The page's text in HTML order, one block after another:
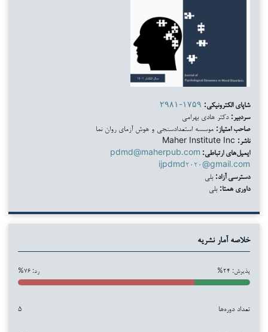
شاپای الکترونیکی: ۲۹۸۱-۱۷۵۹
سردبیر: دکتر هادی بهرامی
صاحب امتیاز: موسسه استعدادسنجی و هوش آزمای روان نما
ناشر:
ایمیل‌های ارتباطی: pdmd@maherpub.com
ijpdmd۲۰۲۰@gmail.com
دسترسی آزاد: بلی
داوری همتا: بلی
خلاصه آمار نشریه
پذیرش: ۲۴% رد: ۷۶%
تعداد دوره‌ها ۵